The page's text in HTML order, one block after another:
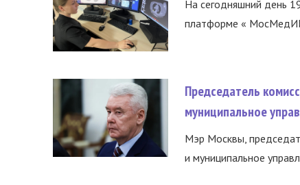
На сегодняшний день
платформе «
Председатель
муниципальное
Мэр Москвы,
и муниципальное